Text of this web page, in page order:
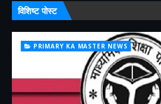
विशिष्ट पोस्ट
PRIMARY KA MASTER NEWS